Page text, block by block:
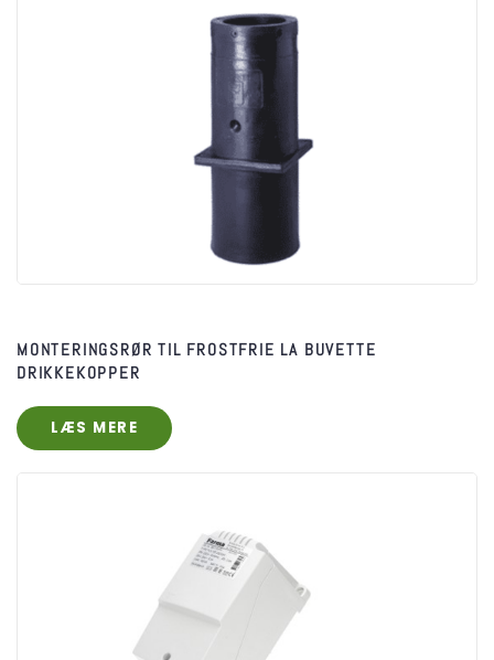
MONTERINGSRØR TIL FROSTFRIE LA BUVETTE
DRIKKEKOPPER
LÆS MERE